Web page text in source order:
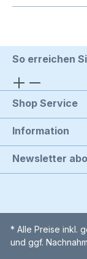
So erreichen
Shop Service
Information
Newsletter
* Alle Preise inkl.
und ggf.